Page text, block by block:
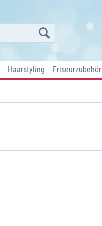
Haarstyling Friseurzubehör